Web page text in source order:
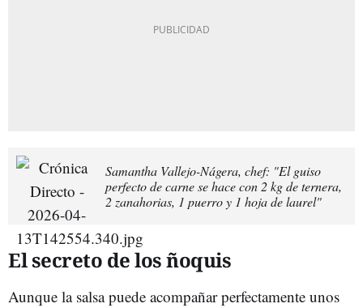
Samantha Vallejo-Nágera, chef: "El guiso
perfecto de carne se hace con 2 kg de ternera,
2 zanahorias, 1 puerro y 1 hoja de laurel"
El secreto de los ñoquis
Aunque la salsa puede acompañar perfectamente unos